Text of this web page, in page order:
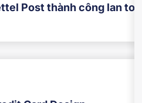
Post thành công lan